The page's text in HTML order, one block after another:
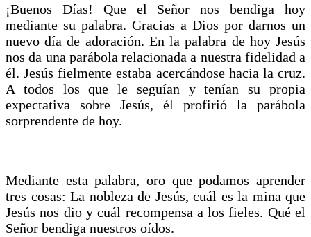
¡Buenos Días! Que el Señor nos bendiga hoy
mediante su palabra. Gracias a Dios por darnos un
nuevo día de adoración. En la palabra de hoy Jesús
nos da una parábola relacionada a nuestra fidelidad a
él. Jesús fielmente estaba acercándose hacia la cruz.
A todos los que le seguían y tenían su propia
expectativa sobre Jesús, él profirió la parábola
sorprendente de hoy.
Mediante esta palabra, oro que podamos aprender
tres cosas: La nobleza de Jesús, cuál es la mina que
Jesús nos dio y cuál recompensa a los fieles. Qué el
Señor bendiga nuestros oídos.